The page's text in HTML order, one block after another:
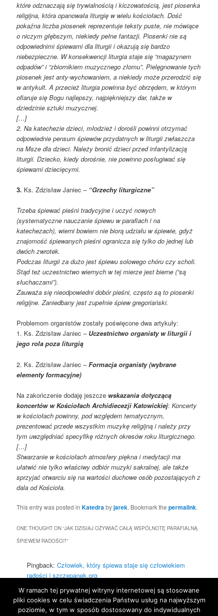
które odznaczają się trywialnością i kiczowatością, jest piosenka
religijna, która opanowała liturgię w wielu kościołach. Dość
pokaźna liczba piosenek reprezentuje teksty puste, nie mówiące
o niczym głębszym, niekiedy pełne fantazji. Piosenki nie są
odpowiednimi śpiewami dla liturgii i okazują się bardzo
niebezpieczne. W konsekwencji liturgia staje się “magazynem
odpadów” i “zbiornikiem muzycznego złomu”. Pielęgnowanie tych
piosenek jest anty-wychowaniem, a niekiedy może przerodzić się
w antykult. A przecież liturgia powinna być obrzędem, w którym
ofiaruje się Bogu najlepszy, najpiękniejszy dar, także w
dziedzinie sztuki muzycznej.
[…]
2. Na katechezie dzieci, młodzież i dorośli powinni otrzymać
odpowiednie pensum śpiewów przydatnych w liturgii zwłaszcza
na Msze dla dzieci. Należy bronić dzieci przed infantylizacją
liturgii. Dziecko, kiedy dorośnie, nie powinno posługiwać się
śpiewami dziecięcymi.
3. Ks. Zdzisław Janiec – “Grzechy liturgiczne”
Trzeba śpiewać pieśni tradycyjne i uczyć nowych
(systematyczne nauczanie śpiewu w parafiach i na
katechezach), wierni bowiem nie biorą udziału w śpiewie, gdyż
znajomość śpiewanych pieśni ogranicza się tylko do jednej lub
dwóch zwrotek.
Podczas liturgii za dużo jest śpiewu solowego chóru czy scholi.
Stąd też uczestnictwo wiernych w tej mierze jest bierne (“są
słuchaczami”).
Zauważa się nieodpowiedni dobór pieśni, często są to piosenki
religijne. Zaniedbany jest zupełnie śpiew gregoriański.
Problemom organistów zostały poświęcone dwa artykuły:
1. Ks. Zdzisław Janiec – Uczestnictwo organisty w liturgii i
jego rola poza liturgią
2. Ks. Zdzisław Janiec –Formacja organisty (wybrane
elementy formacyjne)
Na zakończenie dodaję jeszcze wskazania dotyczącą
koncertów w Kościołach Archidiecezji Katowickiej:Koncerty
w kościołach powinny, pod względem tematycznym,
prezentować przede wszystkim muzykę religijną i należy przy
tym uwzględniać specyfikę różnych okresów roku liturgicznego.
[…]
Stwarzanie w kościołach atmosfery piękna i medytacji ma
ułatwić nie tylko właściwy odbiór muzyki sakralnej, ale także
sprzyjać otwarciu się na wartości duchowe osób pozostających z
dala od Kościoła.
This entry was posted inKatedrabyjarek. Bookmark thepermalink.
ONE THOUGHT ON “JAK DZISIAJ OŻYWIAĆ CAŁĄ WSPÓLNOTĘ PARAFIALNĄ
ŚPIEWEM RADOŚCI?”
Pingback:Człowiek, który śpiewa staje się człowiekiem
radości | szczepanek.org
Comments are closed.
W ramach tej prywatnej witryny internetowej są stosowane
pliki cookies w celu świadczenia Państwu usług na najwyższym
poziomie, w tym w sposób dostosowany do indywidualnych